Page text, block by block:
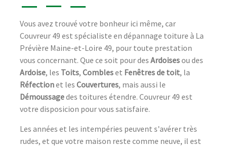
Vous avez trouvé votre bonheur ici même, car
Couvreur 49 est spécialiste en dépannage toiture à La
Prévière Maine-et-Loire 49, pour toute prestation
vous concernant. Que ce soit pour des Ardoisesou des
Ardoise, les Toits, Combleset Fenêtres de toit, la
Réfectionet les Couvertures, mais aussi le
Démoussagedes toitures étendre. Couvreur 49 est
votre disposicion pour vous satisfaire.
Les années et les intempéries peuvent s'avérer très
rudes, et que votre maison reste comme neuve, il est